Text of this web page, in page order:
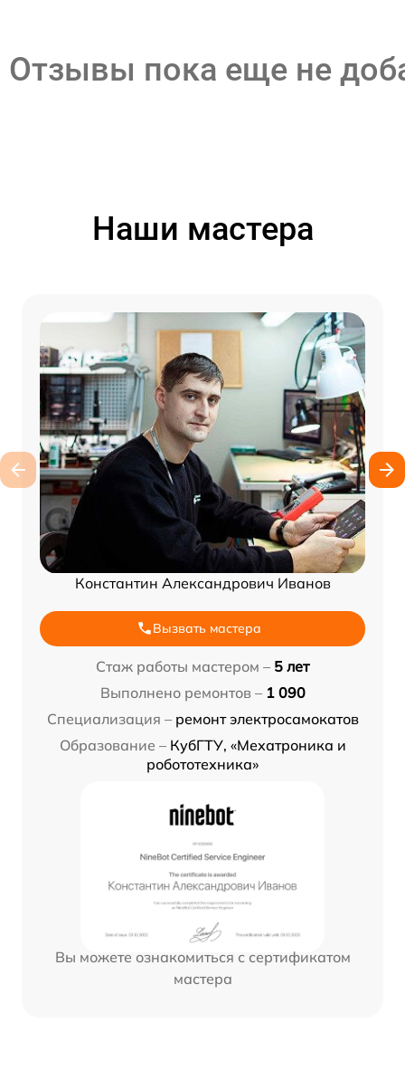
Отзывы пока еще не
Наши мастера
Константин Александрович Иванов
Вызвать мастера
Стаж работы мастером – 5 лет
Выполнено ремонтов – 1 090
Специализация – ремонт электросамокатов
Образование – КубГТУ, «Мехатроника и
робототехника»
Вы можете ознакомиться с сертификатом
мастера